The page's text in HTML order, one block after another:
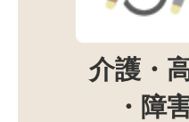
介護・
・障